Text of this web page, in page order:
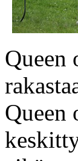
Queen
Queen